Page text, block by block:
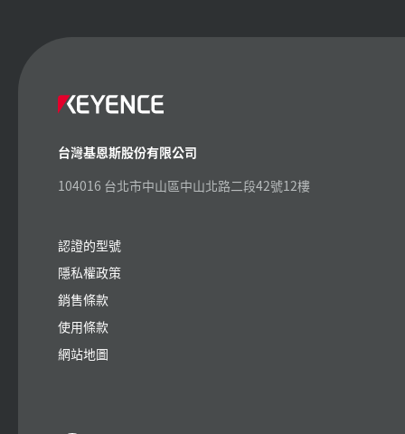
台灣基恩斯股份有限公司
104016 台北市中山區中山北路二段42號12樓
認證的型號
隱私權政策
銷售條款
使用條款
網站地圖